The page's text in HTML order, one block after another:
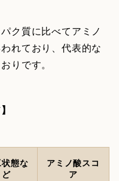
ク質に比べてアミノ
れており、代表的な
りです。
状態な
ど
アミノ酸スコ
ア